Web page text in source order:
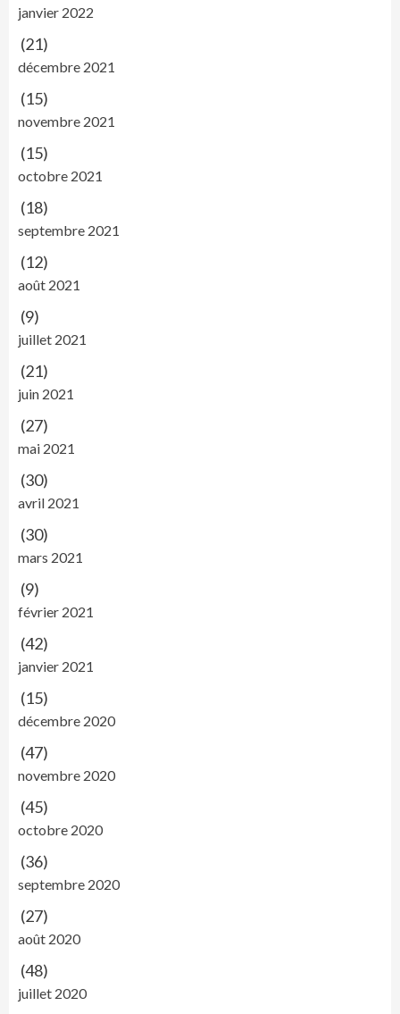
janvier 2022
(21)
décembre 2021
(15)
novembre 2021
(15)
octobre 2021
(18)
septembre 2021
(12)
août 2021
(9)
juillet 2021
(21)
juin 2021
(27)
mai 2021
(30)
avril 2021
(30)
mars 2021
(9)
février 2021
(42)
janvier 2021
(15)
décembre 2020
(47)
novembre 2020
(45)
octobre 2020
(36)
septembre 2020
(27)
août 2020
(48)
juillet 2020